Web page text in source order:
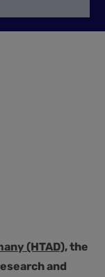
(HTAD), the
and